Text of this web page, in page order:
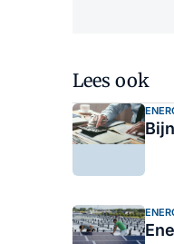
Lees ook